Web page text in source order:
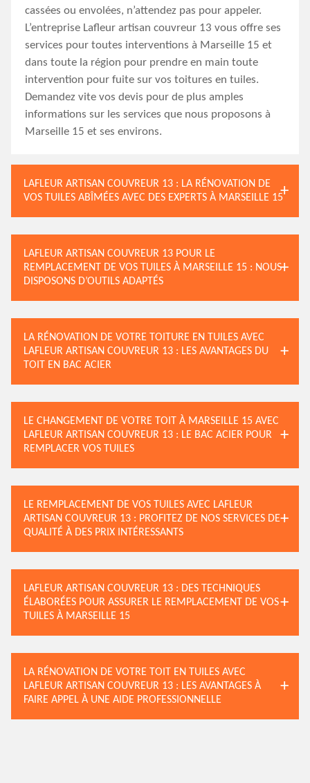
cassées ou envolées, n’attendez pas pour appeler.
L’entreprise Lafleur artisan couvreur 13 vous offre ses
services pour toutes interventions à Marseille 15 et
dans toute la région pour prendre en main toute
intervention pour fuite sur vos toitures en tuiles.
Demandez vite vos devis pour de plus amples
informations sur les services que nous proposons à
Marseille 15 et ses environs.
LAFLEUR ARTISAN COUVREUR 13 : LA RÉNOVATION DE
VOS TUILES ABÎMÉES AVEC DES EXPERTS À MARSEILLE 15
LAFLEUR ARTISAN COUVREUR 13 POUR LE
REMPLACEMENT DE VOS TUILES À MARSEILLE 15 : NOUS
DISPOSONS D’OUTILS ADAPTÉS
LA RÉNOVATION DE VOTRE TOITURE EN TUILES AVEC
LAFLEUR ARTISAN COUVREUR 13 : LES AVANTAGES DU
TOIT EN BAC ACIER
LE CHANGEMENT DE VOTRE TOIT À MARSEILLE 15 AVEC
LAFLEUR ARTISAN COUVREUR 13 : LE BAC ACIER POUR
REMPLACER VOS TUILES
LE REMPLACEMENT DE VOS TUILES AVEC LAFLEUR
ARTISAN COUVREUR 13 : PROFITEZ DE NOS SERVICES DE
QUALITÉ À DES PRIX INTÉRESSANTS
LAFLEUR ARTISAN COUVREUR 13 : DES TECHNIQUES
ÉLABORÉES POUR ASSURER LE REMPLACEMENT DE VOS
TUILES À MARSEILLE 15
LA RÉNOVATION DE VOTRE TOIT EN TUILES AVEC
LAFLEUR ARTISAN COUVREUR 13 : LES AVANTAGES À
FAIRE APPEL À UNE AIDE PROFESSIONNELLE